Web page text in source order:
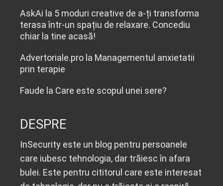
AskAi la 5 moduri creative de a-ți transforma
terasa într-un spațiu de relaxare. Concediu
chiar la tine acasă!
Advertoriale.pro la Managementul anxietatii
prin terapie
Faude la Care este scopul unei sere?
DESPRE
InSecurity este un blog pentru persoanele
care iubesc tehnologia, dar trăiesc în afara
bulei. Este pentru cititorul care este interesat